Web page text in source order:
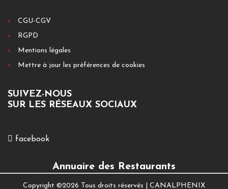
CGU-CGV
RGPD
Mentions légales
Mettre à jour les préférences de cookies
SUIVEZ-NOUS
SUR LES RÉSEAUX SOCIAUX
facebook
Annuaire des Restaurants
Copyright ©2026 Tous droits réservés | CANALPHENIX